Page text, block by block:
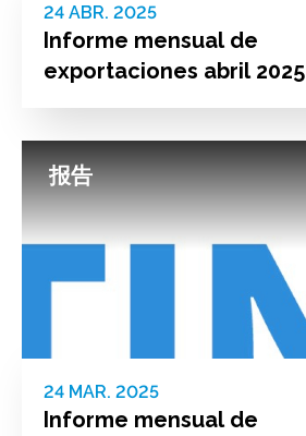
24 ABR. 2025
Informe mensual de
exportaciones abril 2025
报告
24 MAR. 2025
Informe mensual de